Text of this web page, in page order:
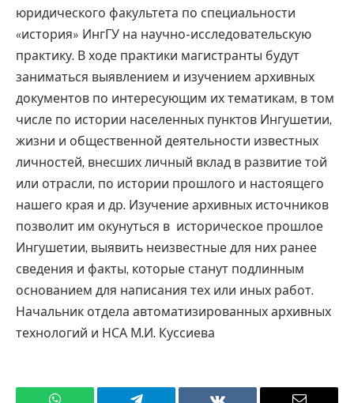
юридического факультета по специальности
«история» ИнгГУ на научно-исследовательскую
практику. В ходе практики магистранты будут
заниматься выявлением и изучением архивных
документов по интересующим их тематикам, в том
числе по истории населенных пунктов Ингушетии,
жизни и общественной деятельности известных
личностей, внесших личный вклад в развитие той
или отрасли, по истории прошлого и настоящего
нашего края и др. Изучение архивных источников
позволит им окунуться в историческое прошлое
Ингушетии, выявить неизвестные для них ранее
сведения и факты, которые станут подлинным
основанием для написания тех или иных работ.
Начальник отдела автоматизированных архивных
технологий и НСА М.И. Куссиева